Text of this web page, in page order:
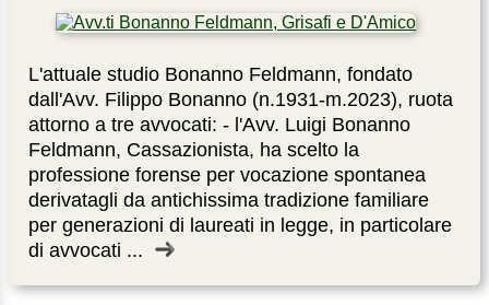
L'attuale studio Bonanno Feldmann, fondato
dall'Avv. Filippo Bonanno (n.1931-m.2023), ruota
attorno a tre avvocati: - l'Avv. Luigi Bonanno
Feldmann, Cassazionista, ha scelto la
professione forense per vocazione spontanea
derivatagli da antichissima tradizione familiare
per generazioni di laureati in legge, in particolare
di avvocati ...